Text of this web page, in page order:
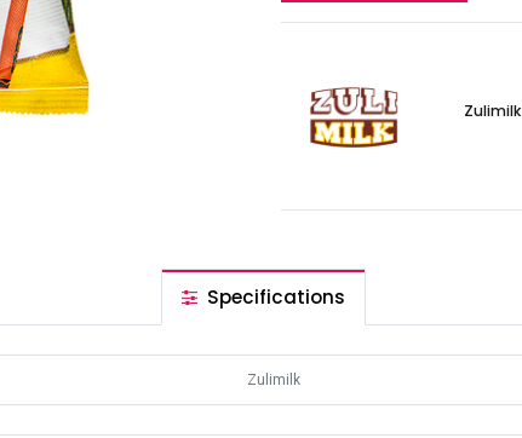
Zulimilk
Specifications
Zulimilk